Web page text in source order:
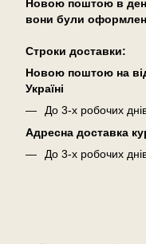
Новою поштою в
вони були
Cтроки доставки:
Новою поштою на
Україні
До 3-х робочих
Адресна доставка
До 3-х робочих